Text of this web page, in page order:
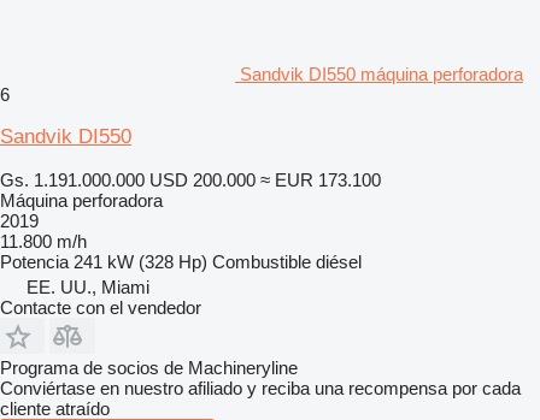
Sandvik DI550 máquina perforadora
6
Sandvik DI550
Gs. 1.191.000.000 USD 200.000 ≈ EUR 173.100
Máquina perforadora
2019
11.800 m/h
Potencia 241 kW (328 Hp) Combustible diésel
EE. UU., Miami
Contacte con el vendedor
Programa de socios de Machineryline
Conviértase en nuestro afiliado y reciba una recompensa por cada
cliente atraído